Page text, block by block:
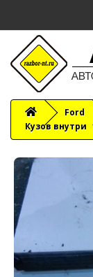
Ford
Кузов внутри